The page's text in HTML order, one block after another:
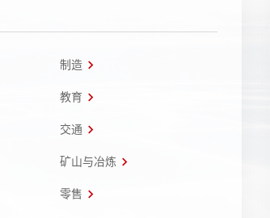
制造
教育
交通
矿山与冶炼
零售